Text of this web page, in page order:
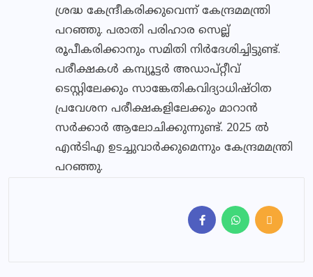
ശ്രദ്ധ കേന്ദ്രീകരിക്കുവെന്ന് കേന്ദ്രമമന്ത്രി
പറഞ്ഞു. പരാതി പരിഹാര സെല്ല്
രൂപീകരിക്കാനും സമിതി നിർദേശിച്ചിട്ടുണ്ട്.
പരീക്ഷകൾ കമ്പ്യൂട്ടർ അഡാപ്റ്റീവ്
ടെസ്റ്റിലേക്കും സാങ്കേതികവിദ്യാധിഷ്ഠിത
പ്രവേശന പരീക്ഷകളിലേക്കും മാറാൻ
സർക്കാർ ആലോചിക്കുന്നുണ്ട്. 2025 ൽ
എൻടിഎ ഉടച്ചുവാർക്കുമെന്നും കേന്ദ്രമമന്ത്രി
പറഞ്ഞു.